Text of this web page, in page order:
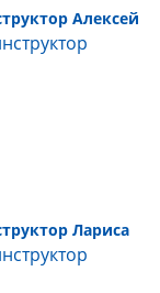
Алексей
Лариса